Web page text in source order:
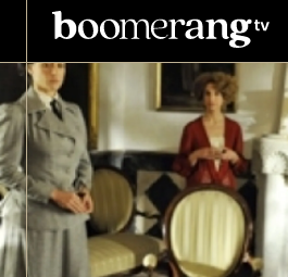
Pasar al contenido principal
Imagen